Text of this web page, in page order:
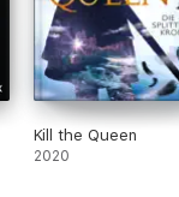
Kill the Queen
2020